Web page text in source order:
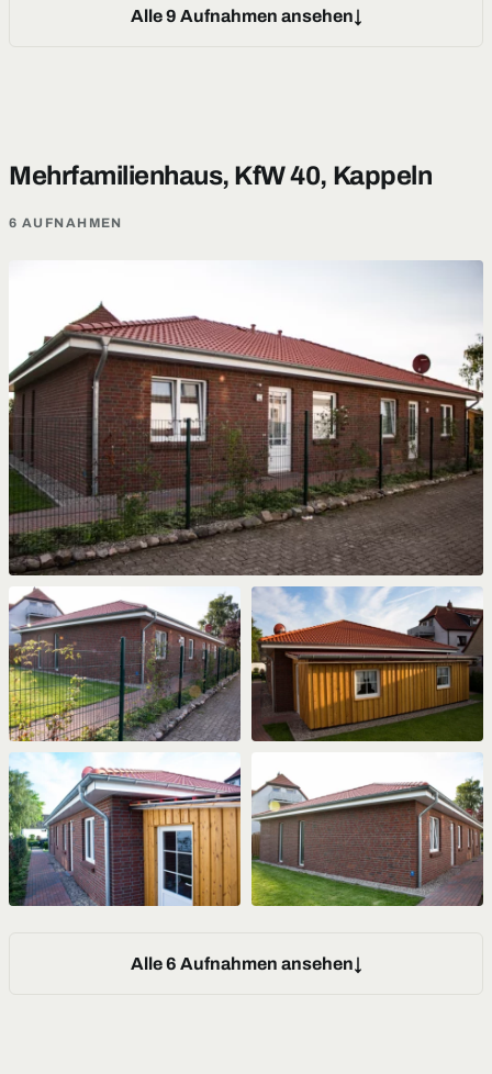
Alle 9 Aufnahmen ansehen
Mehrfamilienhaus, KfW 40, Kappeln
6 AUFNAHMEN
Alle 6 Aufnahmen ansehen